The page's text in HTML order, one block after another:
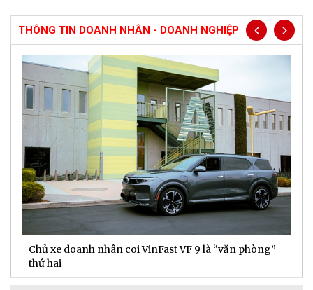
THÔNG TIN DOANH NHÂN - DOANH NGHIỆP
Chủ xe doanh nhân coi VinFast VF 9 là “văn phòng”
thứ hai